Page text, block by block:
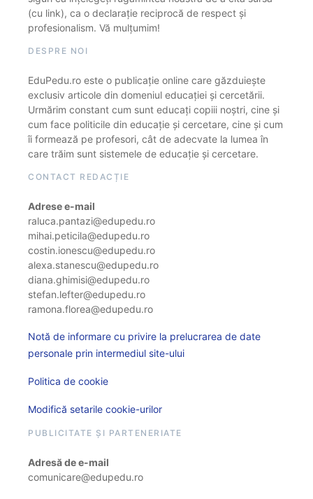
(cu link), ca o declarație reciprocă de respect și
profesionalism. Vă mulțumim!
DESPRE NOI
EduPedu.ro este o publicație online care găzduiește
exclusiv articole din domeniul educației și cercetării.
Urmărim constant cum sunt educați copiii noștri, cine și
cum face politicile din educație și cercetare, cine și cum
îi formează pe profesori, cât de adecvate la lumea în
care trăim sunt sistemele de educație și cercetare.
CONTACT REDACȚIE
Adrese e-mail
raluca.pantazi@edupedu.ro
mihai.peticila@edupedu.ro
costin.ionescu@edupedu.ro
alexa.stanescu@edupedu.ro
diana.ghimisi@edupedu.ro
stefan.lefter@edupedu.ro
ramona.florea@edupedu.ro
Notă de informare cu privire la prelucrarea de date
personale prin intermediul site-ului
Politica de cookie
Modifică setarile cookie-urilor
PUBLICITATE ȘI PARTENERIATE
Adresă de e-mail
comunicare@edupedu.ro